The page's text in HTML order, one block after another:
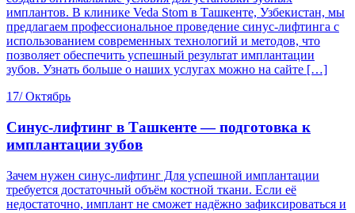
имплантов. В клинике Veda Stom в Ташкенте, Узбекистан, мы
предлагаем профессиональное проведение синус-лифтинга с
использованием современных технологий и методов, что
позволяет обеспечить успешный результат имплантации
зубов. Узнать больше о наших услугах можно на сайте […]
17/ Октябрь
Синус-лифтинг в Ташкенте — подготовка к
имплантации зубов
Зачем нужен синус-лифтинг Для успешной имплантации
требуется достаточный объём костной ткани. Если её
недостаточно, имплант не сможет надёжно зафиксироваться и